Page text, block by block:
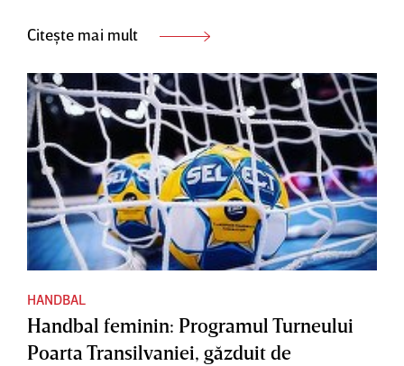
Citește mai mult
HANDBAL
Handbal feminin: Programul Turneului
Poarta Transilvaniei, găzduit de